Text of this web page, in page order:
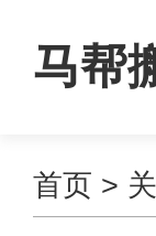
马帮
首页 >